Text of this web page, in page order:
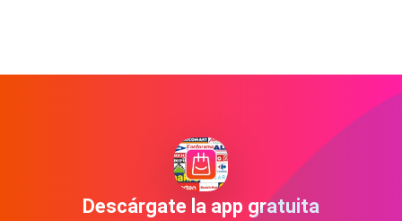
Descárgate la app gratuita